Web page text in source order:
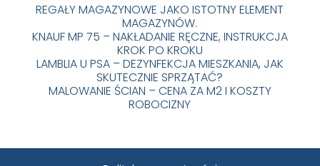
REGAŁY MAGAZYNOWE JAKO ISTOTNY ELEMENT
MAGAZYNÓW.
KNAUF MP 75 – NAKŁADANIE RĘCZNE, INSTRUKCJA
KROK PO KROKU
LAMBLIA U PSA – DEZYNFEKCJA MIESZKANIA, JAK
SKUTECZNIE SPRZĄTAĆ?
MALOWANIE ŚCIAN – CENA ZA M2 I KOSZTY
ROBOCIZNY